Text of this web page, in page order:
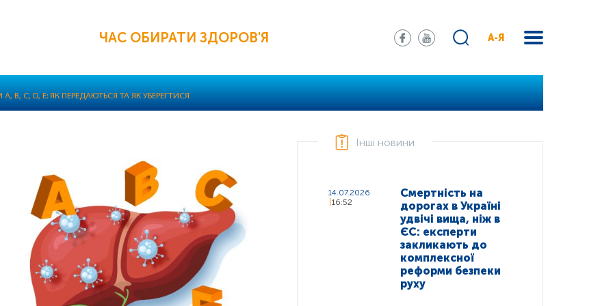
ЧАС ОБИРАТИ ЗДОРОВ'Я А-Я
A, B, C, D, E: ЯК ПЕРЕДАЮТЬСЯ ТА ЯК УБЕРЕГТИСЯ
Інші новини
14.07.2026
16:52
Смертність на
дорогах в Україні
удвічі вища, ніж в
ЄС: експерти
закликають до
комплексної
реформи безпеки
руху